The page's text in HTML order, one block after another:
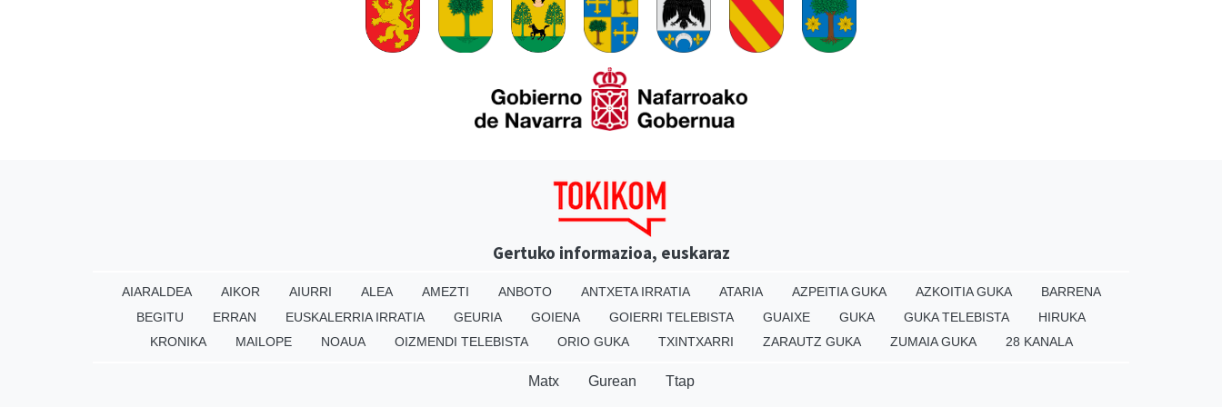
Gertuko informazioa, euskaraz
AIARALDEA AIKOR AIURRI ALEA AMEZTI ANBOTO ANTXETA IRRATIA ATARIA AZPEITIA GUKA AZKOITIA GUKA
BARRENA
BEGITU
ERRAN EUSKALERRIA IRRATIA GEURIA GOIENA GOIERRI TELEBISTA GUAIXE GUKA GUKA TELEBISTA
HIRUKA
KRONIKA
MAILOPE NOAUA OIZMENDI TELEBISTA ORIO GUKA TXINTXARRI ZARAUTZ GUKA ZUMAIA GUKA 28 KANALA
Matx Gurean Ttap